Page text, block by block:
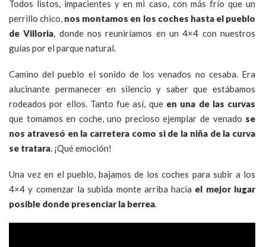
Todos listos, impacientes y en mi caso, con más frío que un
perrillo chico, nos montamos en los coches hasta el pueblo
de Villoria, donde nos reuniríamos en un 4×4 con nuestros
guías por el parque natural.
Camino del pueblo el sonido de los venados no cesaba. Era
alucinante permanecer en silencio y saber que estábamos
rodeados por ellos. Tanto fue así, que en una de las curvas
que tomamos en coche, uno precioso ejemplar de venado se
nos atravesó en la carretera como si de la niña de la curva
se tratara. ¡Qué emoción!
Una vez en el pueblo, bajamos de los coches para subir a los
4×4 y comenzar la subida monte arriba hacia el mejor lugar
posible donde presenciar la berrea.